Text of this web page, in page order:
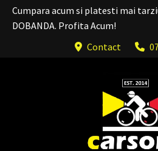
Cumpara acum si platesti mai
DOBANDA. Profita Acum!
Contact